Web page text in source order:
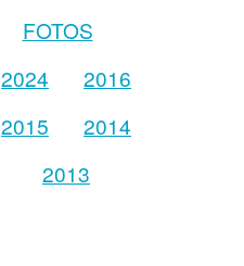
FOTOS
2024
2016
2015
2014
2013